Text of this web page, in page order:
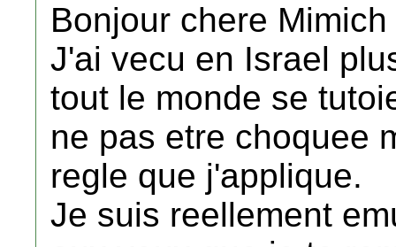
Bonjour chere Mimich
J'ai vecu en Israel
tout le monde se
ne pas etre choquee
regle que j'applique.
Je suis reellement